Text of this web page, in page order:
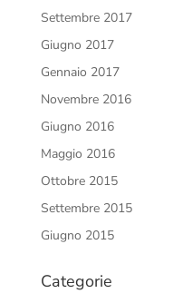
Settembre 2017
Giugno 2017
Gennaio 2017
Novembre 2016
Giugno 2016
Maggio 2016
Ottobre 2015
Settembre 2015
Giugno 2015
Categorie